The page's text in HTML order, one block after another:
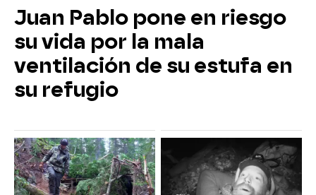
Juan Pablo pone en riesgo
su vida por la mala
ventilación de su estufa en
su refugio